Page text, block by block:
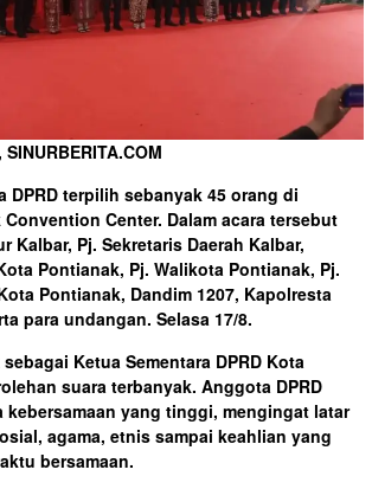
DPRD terpilih sebanyak 45 orang di
Center. Dalam acara tersebut
Kalbar, Pj. Sekretaris Daerah Kalbar,
Pontianak, Pj. Walikota Pontianak, Pj.
Pontianak, Dandim 1207, Kapolresta
para undangan. Selasa 17/8.
Ketua Sementara DPRD Kota
suara terbanyak. Anggota DPRD
kebersamaan yang tinggi, mengingat latar
agama, etnis sampai keahlian yang
bersamaan.